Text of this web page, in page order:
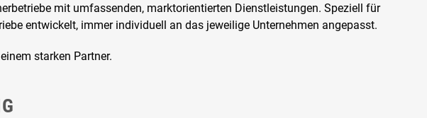
mit umfassenden, marktorientierten Dienstleistungen. Speziell für
entwickelt, immer individuell an das jeweilige Unternehmen angepasst.
starken Partner.